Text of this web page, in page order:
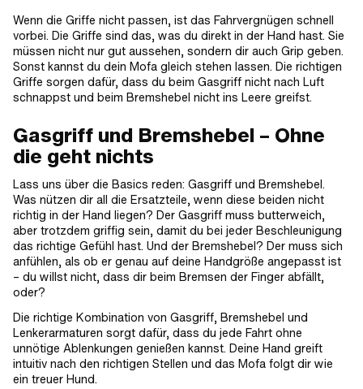
Wenn die Griffe nicht passen, ist das Fahrvergnügen schnell
vorbei. Die Griffe sind das, was du direkt in der Hand hast. Sie
müssen nicht nur gut aussehen, sondern dir auch Grip geben.
Sonst kannst du dein Mofa gleich stehen lassen. Die richtigen
Griffe sorgen dafür, dass du beim Gasgriff nicht nach Luft
schnappst und beim Bremshebel nicht ins Leere greifst.
Gasgriff und Bremshebel – Ohne
die geht nichts
Lass uns über die Basics reden: Gasgriff und Bremshebel.
Was nützen dir all die Ersatzteile, wenn diese beiden nicht
richtig in der Hand liegen? Der Gasgriff muss butterweich,
aber trotzdem griffig sein, damit du bei jeder Beschleunigung
das richtige Gefühl hast. Und der Bremshebel? Der muss sich
anfühlen, als ob er genau auf deine Handgröße angepasst ist
– du willst nicht, dass dir beim Bremsen der Finger abfällt,
oder?
Die richtige Kombination von Gasgriff, Bremshebel und
Lenkerarmaturen sorgt dafür, dass du jede Fahrt ohne
unnötige Ablenkungen genießen kannst. Deine Hand greift
intuitiv nach den richtigen Stellen und das Mofa folgt dir wie
ein treuer Hund.